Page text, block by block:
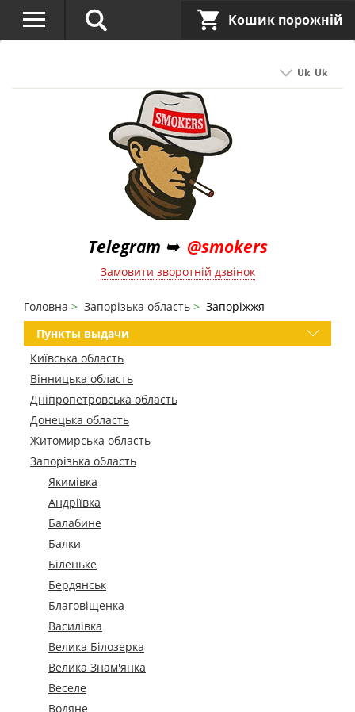
Uk Uk
Telegram ➥ @smokers
Замовити зворотній дзвінок
Кошик порожній
Головна Запорізька область
Запоріжжя
Пункты выдачи
Київська область
Вінницька область
Дніпропетровська область
Донецька область
Житомирська область
Запорізька область
Якимівка
Андріївка
Балабине
Балки
Біленьке
Бердянськ
Благовіщенка
Василівка
Велика Білозерка
Велика Знам'янка
Веселе
Водяне